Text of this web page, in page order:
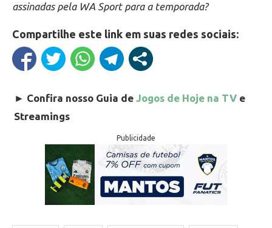
assinadas pela WA Sport para a temporada?
Compartilhe este link em suas redes sociais:
► Confira nosso Guia de Jogos de Hoje na TV e
Streamings
Publicidade